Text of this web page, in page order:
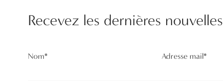
Recevez les dernières nouvelles
Nom* Adresse mail*